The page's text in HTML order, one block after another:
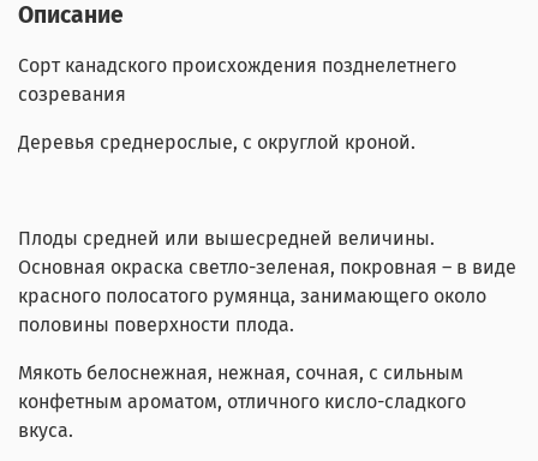
Описание
Сорт канадского происхождения позднелетнего
созревания
Деревья среднерослые, с округлой кроной.
Плоды средней или вышесредней величины.
Основная окраска светло-зеленая, покровная – в виде
красного полосатого румянца, занимающего около
половины поверхности плода.
Мякоть белоснежная, нежная, сочная, с сильным
конфетным ароматом, отличного кисло-сладкого
вкуса.